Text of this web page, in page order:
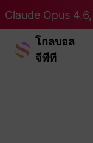
Claude Opus
โกลบอล
จีพีที